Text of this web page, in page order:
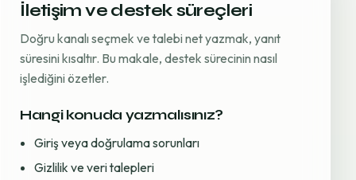
İletişim ve destek süreçleri
Doğru kanalı seçmek ve talebi net yazmak, yanıt
süresini kısaltır. Bu makale, destek sürecinin nasıl
işlediğini özetler.
Hangi konuda yazmalısınız?
Giriş veya doğrulama sorunları
Gizlilik ve veri talepleri